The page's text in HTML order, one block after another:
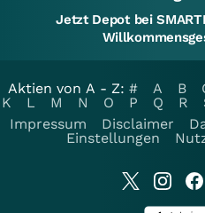
Jetzt Depot bei
Aktien von A - Z: # A B
K
L M N O P Q R
Impressum
Disclaimer
Einstellungen